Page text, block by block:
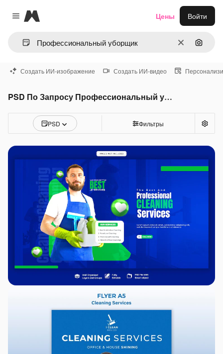
Close menu
Magnific
ОчиститьПоиск
Цены Войти
Создать ИИ-изображение Создать ИИ-видео
PSD По Запросу Профессиональный уборщик
PSD Фильтры